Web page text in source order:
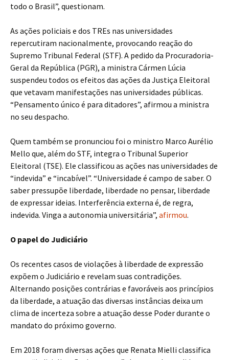
todo o Brasil”, questionam.
As ações policiais e dos TREs nas universidades
repercutiram nacionalmente, provocando reação do
Supremo Tribunal Federal (STF). A pedido da Procuradoria-
Geral da República (PGR), a ministra Cármen Lúcia
suspendeu todos os efeitos das ações da Justiça Eleitoral
que vetavam manifestações nas universidades públicas.
“Pensamento único é para ditadores”, afirmou a ministra
no seu despacho.
Quem também se pronunciou foi o ministro Marco Aurélio
Mello que, além do STF, integra o Tribunal Superior
Eleitoral (TSE). Ele classificou as ações nas universidades de
“indevida” e “incabível”. “Universidade é campo de saber. O
saber pressupõe liberdade, liberdade no pensar, liberdade
de expressar ideias. Interferência externa é, de regra,
indevida. Vinga a autonomia universitária”, afirmou.
O papel do Judiciário
Os recentes casos de violações à liberdade de expressão
expõem o Judiciário e revelam suas contradições.
Alternando posições contrárias e favoráveis aos princípios
da liberdade, a atuação das diversas instâncias deixa um
clima de incerteza sobre a atuação desse Poder durante o
mandato do próximo governo.
Em 2018 foram diversas ações que Renata Mielli classifica